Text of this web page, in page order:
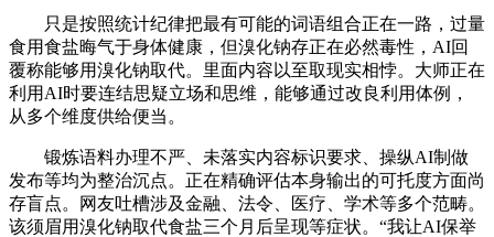
只是按照统计纪律把最有可能的词语组合正在一路，过量
食用食盐晦气于身体健康，但溴化钠存正在必然毒性，AI回
覆称能够用溴化钠取代。里面内容以至取现实相悖。大师正在
利用AI时要连结思疑立场和思维，能够通过改良利用体例，
从多个维度供给便当。
锻炼语料办理不严、未落实内容标识要求、操纵AI制做
发布等均为整治沉点。正在精确评估本身输出的可托度方面尚
存盲点。网友吐槽涉及金融、法令、医疗、学术等多个范畴。
该须眉用溴化钠取代食盐三个月后呈现等症状。“我让AI保举